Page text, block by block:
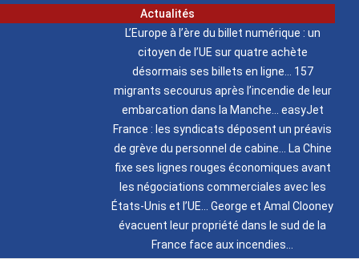
Actualités
L’Europe à l’ère du billet numérique : un
citoyen de l’UE sur quatre achète
désormais ses billets en ligne
157
migrants secourus après l’incendie de leur
embarcation dans la Manche
easyJet
France : les syndicats déposent un préavis
de grève du personnel de cabine
La Chine
fixe ses lignes rouges économiques avant
les négociations commerciales avec les
États-Unis et l’UE
George et Amal Clooney
évacuent leur propriété dans le sud de la
France face aux incendies